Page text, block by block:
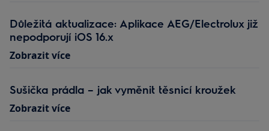
Důležitá aktualizace: Aplikace AEG/Electrolux již
nepodporují iOS 16.x
Zobrazit více
Sušička prádla – jak vyměnit těsnicí kroužek
Zobrazit více